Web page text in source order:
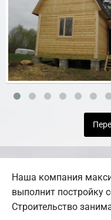
Наша компания
выполнит постройку
Строительство